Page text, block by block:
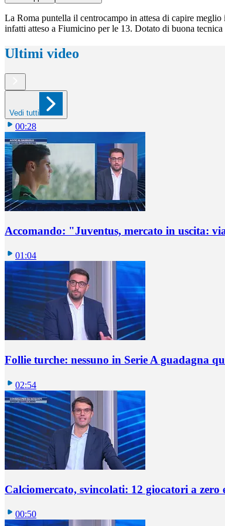
La Roma puntella il centrocampo in attesa di capire
infatti atteso a Fiumicino per le 13. Dotato di buona
Ultimi video
Vedi tutti
00:28
Accomando: "Juventus, mercato in uscita:
01:04
Follie turche: nessuno in Serie A guadagna
02:54
Calciomercato, svincolati: 12 giocatori a zero
00:50